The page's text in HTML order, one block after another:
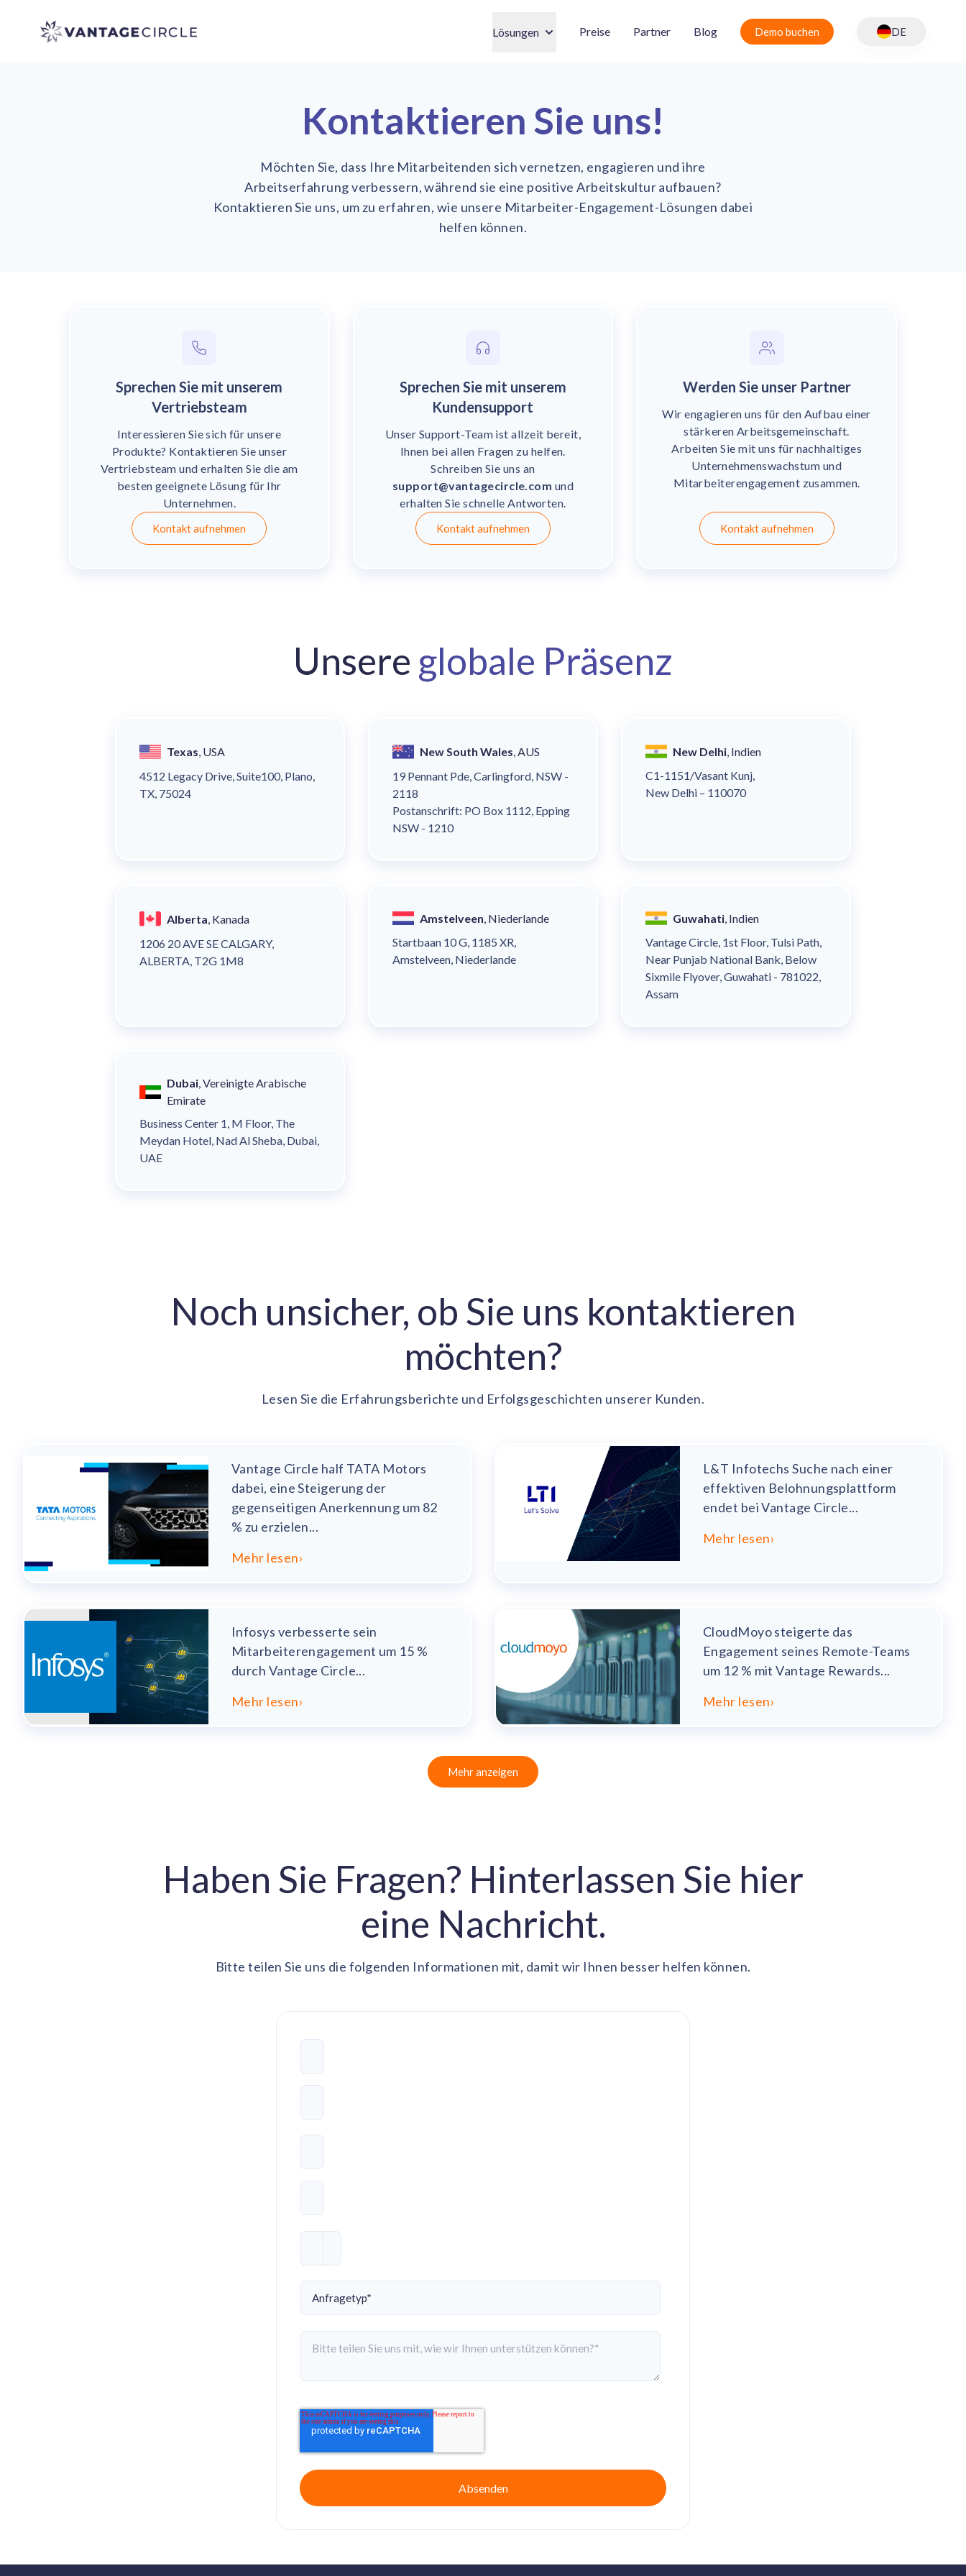
Vantage Circle Lösungen Preise Partner Blog Demo buchen DE
Kontaktieren Sie uns!
Möchten Sie, dass Ihre Mitarbeitenden sich vernetzen, engagieren und ihre
Arbeitserfahrung verbessern, während sie eine positive Arbeitskultur aufbauen?
Kontaktieren Sie uns, um zu erfahren, wie unsere Mitarbeiter-Engagement-Lösungen dabei
helfen können.
Sprechen Sie mit unserem
Vertriebsteam
Interessieren Sie sich für unsere
Produkte? Kontaktieren Sie unser
Vertriebsteam und erhalten Sie die am
besten geeignete Lösung für Ihr
Unternehmen.
Kontakt aufnehmen
Sprechen Sie mit unserem
Kundensupport
Unser Support-Team ist allzeit bereit,
Ihnen bei allen Fragen zu helfen.
Schreiben Sie uns an
support@vantagecircle.com und
erhalten Sie schnelle Antworten.
Kontakt aufnehmen
Werden Sie unser Partner
Wir engagieren uns für den Aufbau einer
stärkeren Arbeitsgemeinschaft.
Arbeiten Sie mit uns für nachhaltiges
Unternehmenswachstum und
Mitarbeiterengagement zusammen.
Kontakt aufnehmen
Unsere globale Präsenz
Texas, USA
4512 Legacy Drive, Suite100, Plano,
TX, 75024
New South Wales, AUS
19 Pennant Pde, Carlingford, NSW -
2118
Postanschrift: PO Box 1112, Epping
NSW - 1210
New Delhi , Indien
C1-1151/Vasant Kunj,
New Delhi – 110070
Alberta , Kanada
1206 20 AVE SE CALGARY,
ALBERTA, T2G 1M8
Amstelveen , Niederlande
Startbaan 10 G, 1185 XR,
Amstelveen, Niederlande
Guwahati , Indien
Vantage Circle, 1st Floor, Tulsi Path,
Near Punjab National Bank, Below
Sixmile Flyover, Guwahati - 781022,
Assam
Dubai, Vereinigte Arabische
Emirate
Business Center 1, M Floor, The
Meydan Hotel, Nad Al Sheba, Dubai,
UAE
Noch unsicher, ob Sie uns kontaktieren
möchten?
Lesen Sie die Erfahrungsberichte und Erfolgsgeschichten unserer Kunden.
Vantage Circle half TATA Motors
dabei, eine Steigerung der
gegenseitigen Anerkennung um 82
% zu erzielen...
Mehr lesen›
L&T Infotechs Suche nach einer
effektiven Belohnungsplattform
endet bei Vantage Circle...
Mehr lesen›
Infosys verbesserte sein
Mitarbeiterengagement um 15 %
durch Vantage Circle...
Mehr lesen›
CloudMoyo steigerte das
Engagement seines Remote-Teams
um 12 % mit Vantage Rewards...
Mehr lesen›
Mehr anzeigen
Haben Sie Fragen? Hinterlassen Sie hier
eine Nachricht.
Bitte teilen Sie uns die folgenden Informationen mit, damit wir Ihnen besser helfen können.